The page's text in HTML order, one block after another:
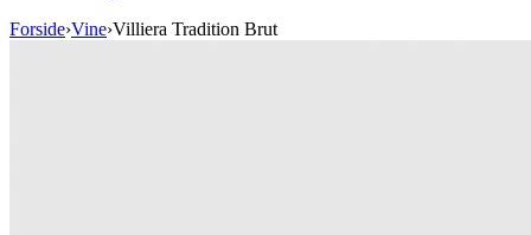
Forside›Vine›Villiera Tradition Brut